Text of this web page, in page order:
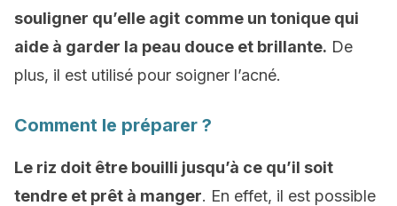
souligner qu’elle agit comme un tonique qui
aide à garder la peau douce et brillante. De
plus, il est utilisé pour soigner l’acné.
Comment le préparer ?
Le riz doit être bouilli jusqu’à ce qu’il soit
tendre et prêt à manger. En effet, il est possible